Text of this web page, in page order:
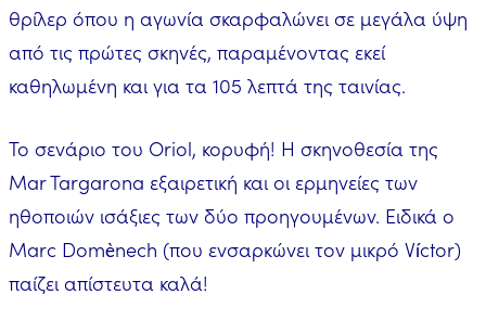
θρίλερ όπου η αγωνία σκαρφαλώνει σε μεγάλα ύψη
από τις πρώτες σκηνές, παραμένοντας εκεί
καθηλωμένη και για τα 105 λεπτά της ταινίας.
Το σενάριο του Oriol, κορυφή! Η σκηνοθεσία της
Mar Targarona εξαιρετική και οι ερμηνείες των
ηθοποιών ισάξιες των δύο προηγουμένων. Ειδικά ο
Marc Domènech (που ενσαρκώνει τον μικρό Víctor)
παίζει απίστευτα καλά!